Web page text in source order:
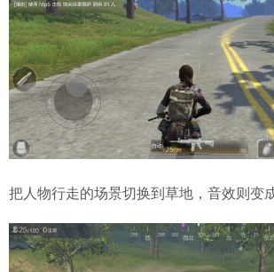
把人物行走的场景切换到草地，音效则变成